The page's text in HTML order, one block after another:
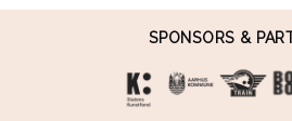
SPONSORS &